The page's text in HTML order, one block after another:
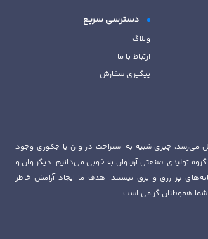
دسترسی سریع
وبلاگ
ارتباط با ما
پیگیری سفارش
می‌رسد، چیزی شبیه به استراحت در وان یا جکوزی وجود
تولیدی صنعتی آریاوان به خوبی می‌دانیم. دیگر وان و
پر زرق و برق نیستند. هدف ما ایجاد آرامش خاطر
شما هموطنان گرامی است.